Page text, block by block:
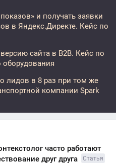
и получать заявки
в Яндекс.Директе. Кейс по
сайта в B2B. Кейс по
лидов в 8 раз при том же
компании Spark
часто работают
друг друга
Статья